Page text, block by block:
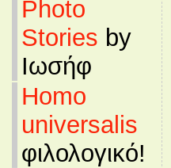
Photo
Stories by
Ιωσήφ
Homo
universalis
φιλολογικό!